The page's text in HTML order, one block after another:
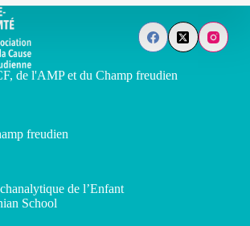
de l'AMP et du Champ freudien
freudien
de l’Enfant
School